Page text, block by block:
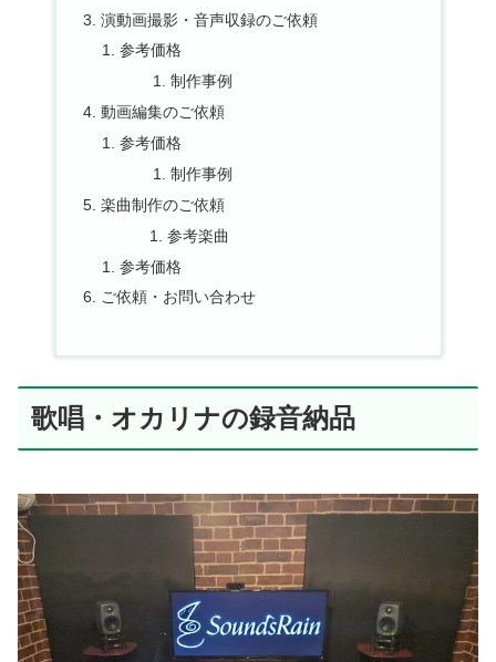
演動画撮影・音声収録のご依頼
参考価格
制作事例
動画編集のご依頼
参考価格
制作事例
楽曲制作のご依頼
参考楽曲
参考価格
ご依頼・お問い合わせ
歌唱・オカリナの録音納品